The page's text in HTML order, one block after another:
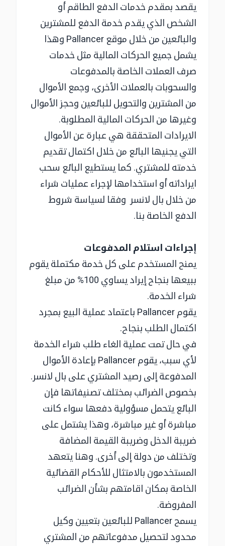
يقصد بمقدم خدمات الدفع الطاقم أو
الشخص الذي يقدم خدمة الدفع للمشترين
والبائعين من خلال موقع Pallancer وهذا
يشمل جميع الحركات المالية مثل خدمات
صرف العملات الخاصة بالمدفوعات
والسحوبات بالعملات الأخرى، وجمع الأموال
من المشترين والتحويل للبائعين وحجز الأموال
وغيرها من الحركات المالية المطلوبة.
الايرادات المتحققة هي عبارة عن الأموال
التي يجنيها البائع من خلال اكتمال تقديم
خدمته للمشتري. كما يستطيع البائع سحب
ايراداته أو استخدامها لإجراء عمليات شراء
من خلال بال لانسر وفقا لسياسة شروط
الدفع الخاصة بنا.
إجراءات استلام المدفوعات
يمنح المستخدم على كل خدمة مكتملة يقوم
ببيعها بنجاح إيراد يساوي 100% من مبلغ
شراء الخدمة.
يقوم Pallancer باعتماد عملية البيع بمجرد
اكتمال الطلب بنجاح.
في حال تمت عملية الغاء طلب شراء الخدمة
لأي سبب، يقوم Pallancer بإعادة الأموال
المدفوعة إلى رصيد المشتري على بال لانسر.
بخصوص الضرائب بمختلف تصنيفاتها فإن
البائع يتحمل مسؤولية دفعها سواء كانت
مباشرة أو غير مباشرة، وهذا يشتمل على
ضريبة الدخل وضريبة القيمة المضافة
وتختلف من دولة إلى أخرى. وهنا يتعهد
المستخدمون بالامتثال للأحكام القضائية
الخاصة بمكان اقامتهم بشأن الضرائب
المفروضة.
يسمح Pallancer للبائعين بتعيين وكيل
محدود لتحصيل مدفوعاتهم من المشتري